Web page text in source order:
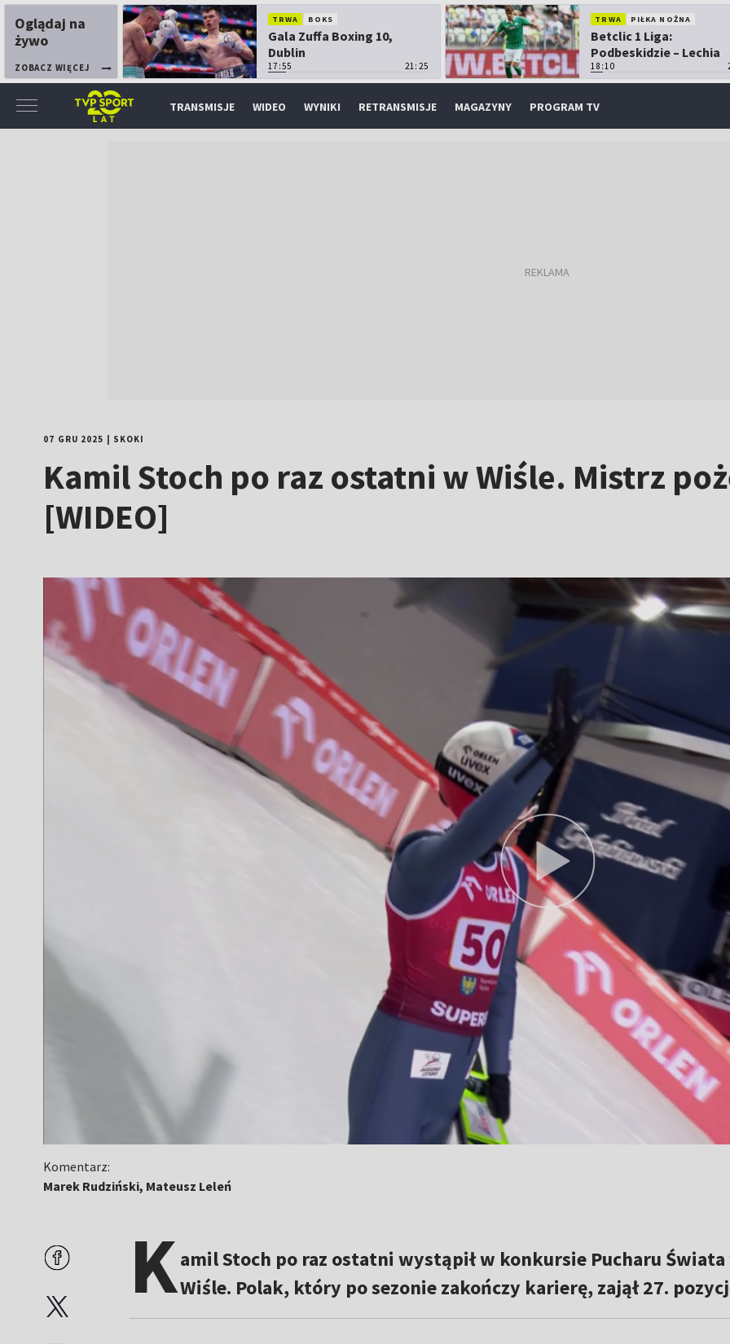
Oglądaj na
żywo
ZOBACZ WIĘCEJ
TRWA BOKS
Gala Zuffa Boxing 10,
Dublin
17:55 21:25
TRWA PIŁKA NOŻNA
Betclic 1 Liga:
Podbeskidzie – Lechia
Gdańsk
18:10
TRANSMISJE WIDEO WYNIKI RETRANSMISJE MAGAZYNY PROGRAM TV
07 GRU 2025 SKOKI
Kamil Stoch po raz ostatni w Wiśle. Mistrz
[WIDEO]
Komentarz:
Marek Rudziński, Mateusz Leleń
Kamil Stoch po raz ostatni wystąpił w konkursie Pucharu Świata
Wiśle. Polak, który po sezonie zakończy karierę, zajął 27.